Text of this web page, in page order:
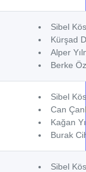
Sibel
Kürşad
Alper
Berke
Sibel
Can
Kağan
Burak
Sibel